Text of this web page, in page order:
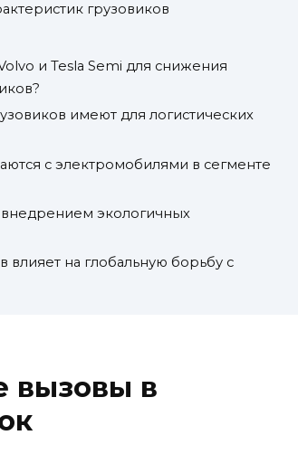
грузовиков
и Tesla Semi для снижения
имеют для логистических
с электромобилями в сегменте
экологичных
влияет на глобальную борьбу с
вызовы в